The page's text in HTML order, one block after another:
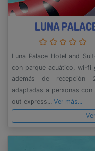
LUNA
Luna Palace Hotel and
con parque acuático, wi-fi
además de recepción
adaptadas a personas
out express... Ver más...